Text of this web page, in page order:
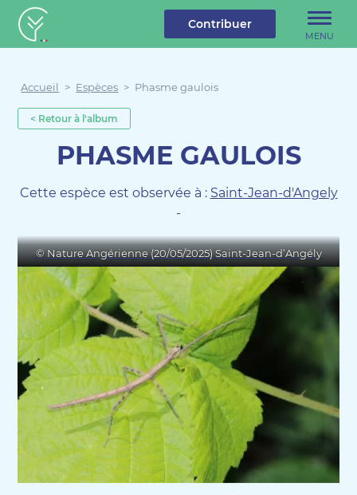
Créateur de forêt
MENU
Contribuer
Accueil > Espèces > Phasme gaulois
< Retour à l'album
PHASME GAULOIS
Cette espèce est observée à : Saint-Jean-d'Angely
-
© Nature Angérienne (20/05/2025) Saint-Jean-d’Angély